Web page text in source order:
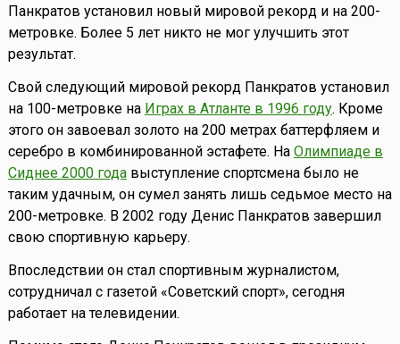
Панкратов установил новый мировой рекорд и на 200-
метровке. Более 5 лет никто не мог улучшить этот
результат.
Свой следующий мировой рекорд Панкратов установил
на 100-метровке на Играх в Атланте в 1996 году. Кроме
этого он завоевал золото на 200 метрах баттерфляем и
серебро в комбинированной эстафете. На Олимпиаде в
Сиднее 2000 годавыступление спортсмена было не
таким удачным, он сумел занять лишь седьмое место на
200-метровке. В 2002 году Денис Панкратов завершил
свою спортивную карьеру.
Впоследствии он стал спортивным журналистом,
сотрудничал с газетой «Советский спорт», сегодня
работает на телевидении.